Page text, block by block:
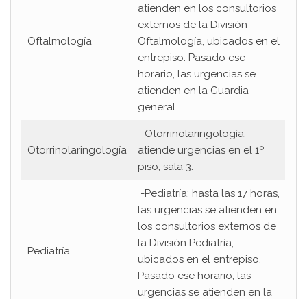
Oftalmología
atienden en los consultorios
externos de la División
Oftalmología, ubicados en el
entrepiso. Pasado ese
horario, las urgencias se
atienden en la Guardia
general.
Otorrinolaringología
-Otorrinolaringología:
atiende urgencias en el 1º
piso, sala 3.
Pediatría
-Pediatría: hasta las 17 horas,
las urgencias se atienden en
los consultorios externos de
la División Pediatría,
ubicados en el entrepiso.
Pasado ese horario, las
urgencias se atienden en la